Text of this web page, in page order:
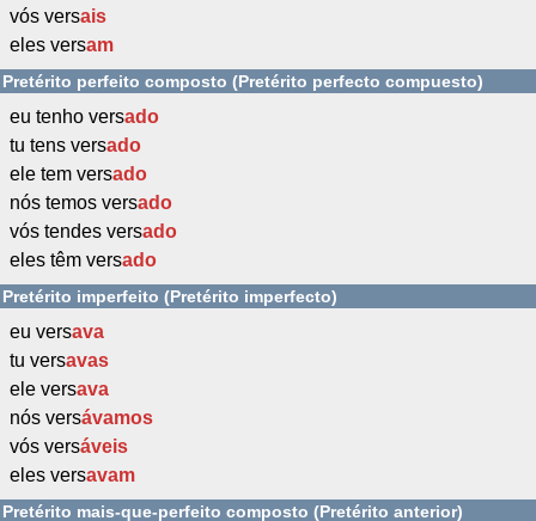
vós versais
eles versam
Pretérito perfeito composto (Pretérito perfecto compuesto)
eu tenho versado
tu tens versado
ele tem versado
nós temos versado
vós tendes versado
eles têm versado
Pretérito imperfeito (Pretérito imperfecto)
eu versava
tu versavas
ele versava
nós versávamos
vós versáveis
eles versavam
Pretérito mais-que-perfeito composto (Pretérito anterior)